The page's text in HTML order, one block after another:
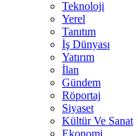
Teknoloji
Yerel
Tanıtım
İş Dünyası
Yatırım
İlan
Gündem
Röportaj
Siyaset
Kültür Ve Sanat